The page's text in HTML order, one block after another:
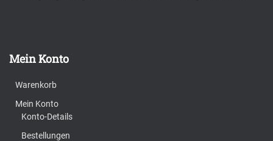
Mein Konto
Warenkorb
Mein Konto
Konto-Details
Bestellungen